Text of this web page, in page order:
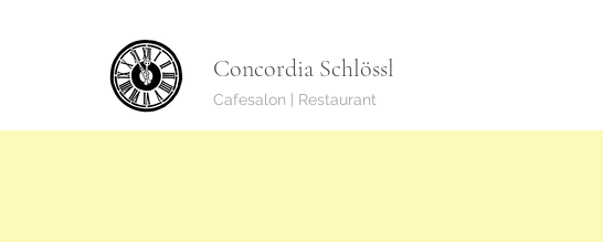
Concordia Schlössl
Cafesalon | Restaurant